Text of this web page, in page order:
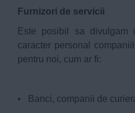
Furnizori de servicii
Este posibil sa divulgam
caracter personal
pentru noi, cum ar fi:
• Banci, companii de